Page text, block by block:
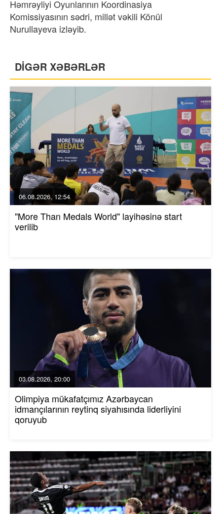
Həmrəyliyi Oyunlarının Koordinasiya
Komissiyasının sədri, millət vəkili Könül
Nurullayeva izləyib.
DİGƏR XƏBƏRLƏR
06.08.2026, 12:54
"More Than Medals World" layihəsinə start
verilib
03.08.2026, 20:00
Olimpiya mükafatçımız Azərbaycan
idmançılarının reytinq siyahısında liderliyini
qoruyub